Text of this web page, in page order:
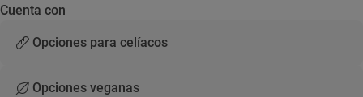
Cuenta con
Opciones para celíacos
Opciones veganas